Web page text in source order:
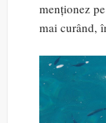
menționez
mai curând,